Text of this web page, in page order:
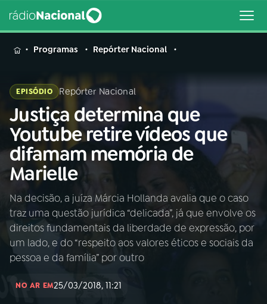
MENU
Buscar
na
Rádio
Nacional
Buscar
01INÍCIO
02A RÁDIO
Programas Repórter Nacional
EPISÓDIO Repórter Nacional
Justiça determina que
Youtube retire vídeos que
difamam memória de
Marielle
Na decisão, a juíza Márcia Hollanda avalia que o caso
traz uma questão jurídica “delicada”, já que envolve os
direitos fundamentais da liberdade de expressão, por
um lado, e do “respeito aos valores éticos e sociais da
pessoa e da família” por outro
NO AR EM25/03/2018, 11:21